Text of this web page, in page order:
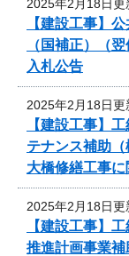
2025年2月18日更
【建設工事】
（国補正）（
入札公告
2025年2月18日更
【建設工事】
テナンス補助
大橋修繕工事
2025年2月18日更
【建設工事】
推進計画事業補